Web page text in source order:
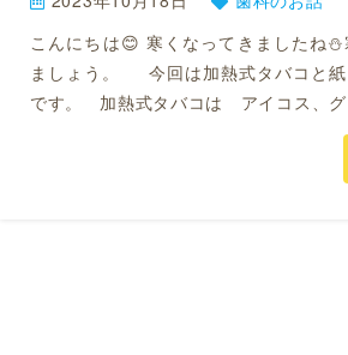
こんにちは😊 寒くなってきましたね
ましょう。 今回は加熱式タバコと紙
です。 加熱式タバコは アイコス、